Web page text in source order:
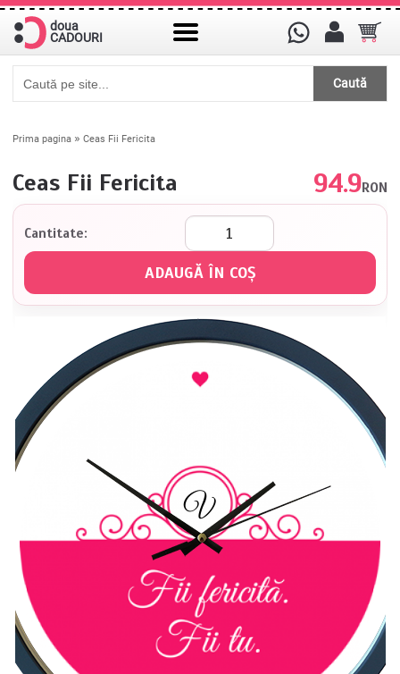
doua
CADOURI
Caută
Prima pagina » Ceas Fii Fericita
Ceas Fii Fericita 94.9RON
Cantitate:
V